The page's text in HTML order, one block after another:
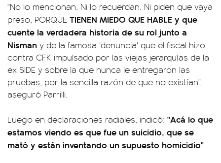
"No lo mencionan. Ni lo recuerdan. Ni piden que vaya
preso, PORQUE TIENEN MIEDO QUE HABLE y que
cuente la verdadera historia de su rol junto a
Nisman y de la famosa 'denuncia' que el fiscal hizo
contra CFK impulsado por las viejas jerarquías de la
ex SIDE y sobre la que nunca le entregaron las
pruebas, por la sencilla razón de que no existían",
aseguró Parrilli.
Luego en declaraciones radiales, indicó: "Acá lo que
estamos viendo es que fue un suicidio, que se
mató y están inventando un supuesto homicidio".